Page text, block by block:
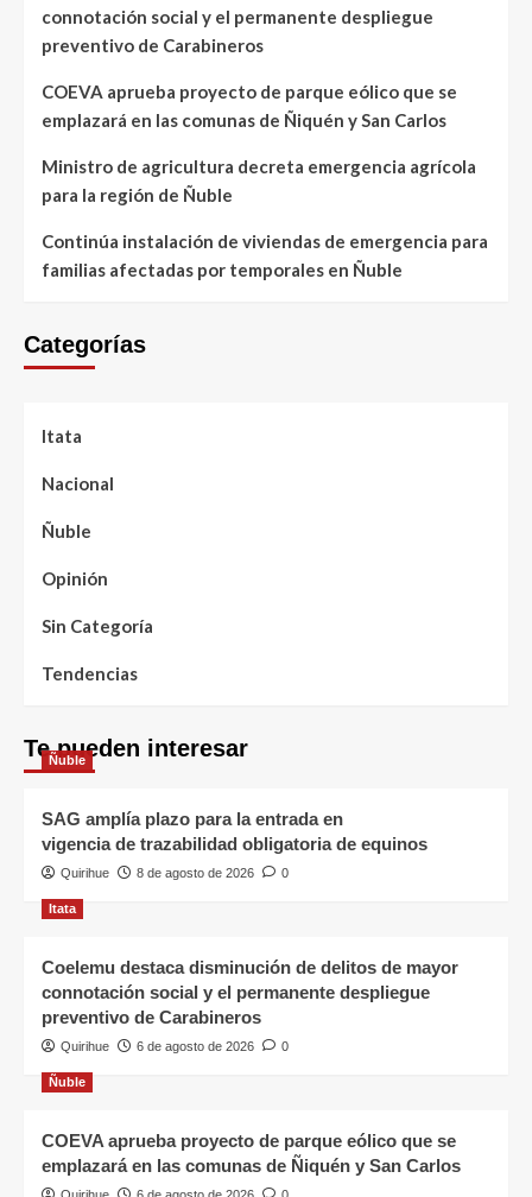
connotación social y el permanente despliegue
preventivo de Carabineros
COEVA aprueba proyecto de parque eólico que se
emplazará en las comunas de Ñiquén y San Carlos
Ministro de agricultura decreta emergencia agrícola
para la región de Ñuble
Continúa instalación de viviendas de emergencia para
familias afectadas por temporales en Ñuble
Categorías
Itata
Nacional
Ñuble
Opinión
Sin Categoría
Tendencias
Te pueden interesar
Ñuble
SAG amplía plazo para la entrada en
vigencia de trazabilidad obligatoria de equinos
Quirihue 8 de agosto de 2026 0
Itata
Coelemu destaca disminución de delitos de mayor
connotación social y el permanente despliegue
preventivo de Carabineros
Quirihue 6 de agosto de 2026 0
Ñuble
COEVA aprueba proyecto de parque eólico que se
emplazará en las comunas de Ñiquén y San Carlos